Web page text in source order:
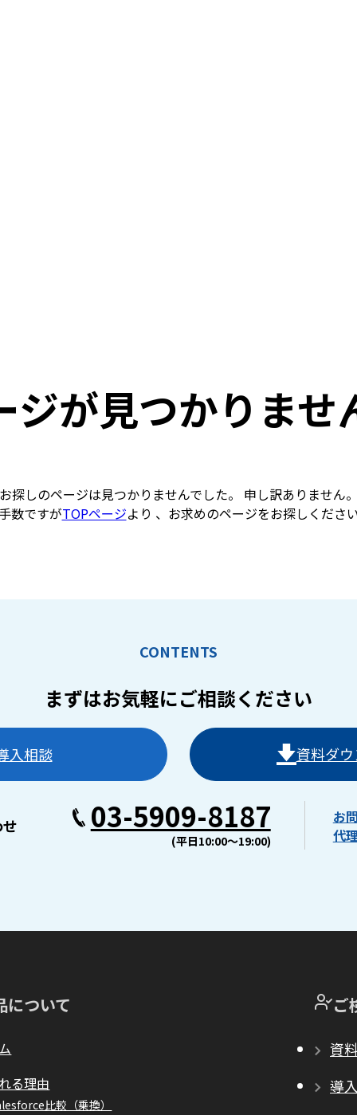
ジが見つかりませ
探しのページは見つかりませんでした。 申し訳ありません。
数ですがTOPページより 、お求めのページをお探しください
CONTENTS
まずはお気軽にご相談ください
入相談 資料ダ
03-5909-8187
(平日10:00〜19:00)
お
代
について
る理由
比較（乗換）
ご
資
導